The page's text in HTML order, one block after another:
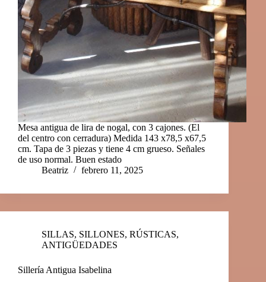
Mesa antigua de lira de nogal, con 3 cajones. (El
del centro con cerradura) Medida 143 x78,5 x67,5
cm. Tapa de 3 piezas y tiene 4 cm grueso. Señales
de uso normal. Buen estado
Beatriz
febrero 11, 2025
SILLAS, SILLONES, RÚSTICAS,
ANTIGÜEDADES
Sillería Antigua Isabelina